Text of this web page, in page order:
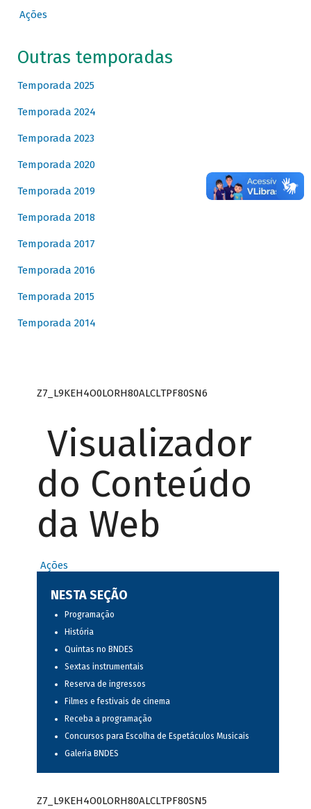
Ações
Outras temporadas
Temporada 2025
Temporada 2024
Temporada 2023
Temporada 2020
Temporada 2019
Temporada 2018
Temporada 2017
Temporada 2016
Temporada 2015
Temporada 2014
Z7_L9KEH4O0LORH80ALCLTPF80SN6
Visualizador
do Conteúdo
da Web
Ações
NESTA SEÇÃO
Programação
História
Quintas no BNDES
Sextas instrumentais
Reserva de ingressos
Filmes e festivais de cinema
Receba a programação
Concursos para Escolha de Espetáculos Musicais
Galeria BNDES
Z7_L9KEH4O0LORH80ALCLTPF80SN5